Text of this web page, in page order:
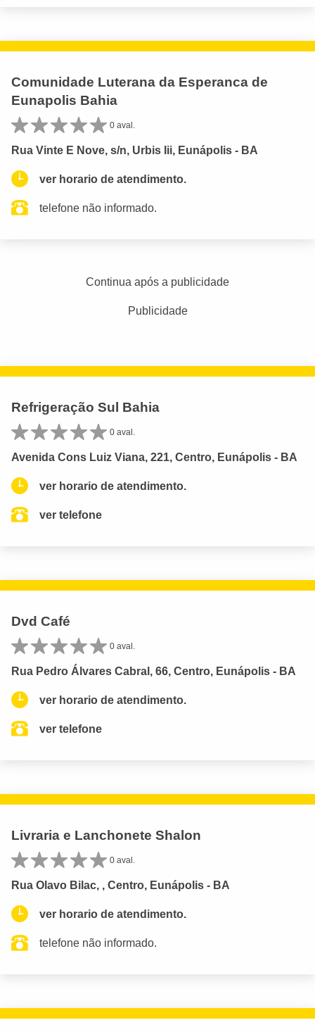
Comunidade Luterana da Esperanca de
Eunapolis Bahia
0 aval.
Rua Vinte E Nove, s/n, Urbis Iii, Eunápolis - BA
ver horario de atendimento.
telefone não informado.
Continua após a publicidade
Publicidade
Refrigeração Sul Bahia
0 aval.
Avenida Cons Luiz Viana, 221, Centro, Eunápolis - BA
ver horario de atendimento.
ver telefone
Dvd Café
0 aval.
Rua Pedro Álvares Cabral, 66, Centro, Eunápolis - BA
ver horario de atendimento.
ver telefone
Livraria e Lanchonete Shalon
0 aval.
Rua Olavo Bilac, , Centro, Eunápolis - BA
ver horario de atendimento.
telefone não informado.